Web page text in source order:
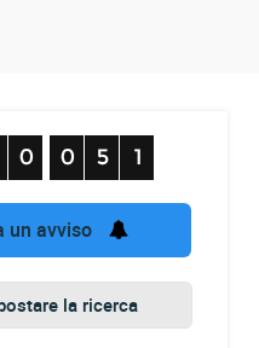
un avviso
la ricerca